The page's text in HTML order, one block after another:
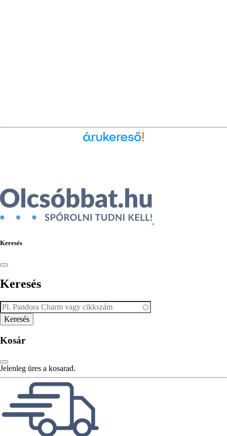
Keresés
Keresés
Kosár
Jelenleg üres a kosarad.